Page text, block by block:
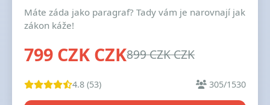
Máte záda jako paragraf? Tady vám je narovnají jak
zákon káže!
799 CZK CZK899 CZK CZK
4.8 (53) 305/1530